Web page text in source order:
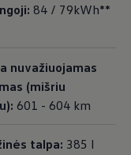
84 / 79kWh**
nuvažiuojamas
(mišriu
601 - 604 km
talpa: 385 l